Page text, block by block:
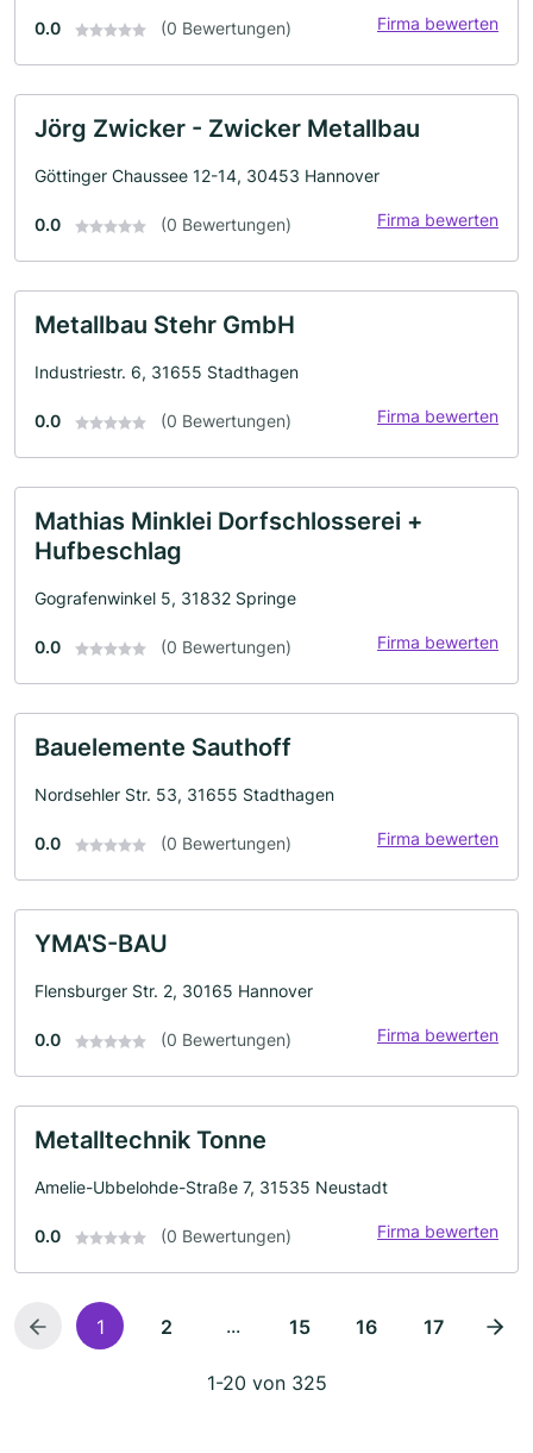
0.0 (0 Bewertungen) Firma bewerten
Jörg Zwicker - Zwicker Metallbau
Göttinger Chaussee 12-14, 30453 Hannover
0.0 (0 Bewertungen) Firma bewerten
Metallbau Stehr GmbH
Industriestr. 6, 31655 Stadthagen
0.0 (0 Bewertungen) Firma bewerten
Mathias Minklei Dorfschlosserei +
Hufbeschlag
Gografenwinkel 5, 31832 Springe
0.0 (0 Bewertungen) Firma bewerten
Bauelemente Sauthoff
Nordsehler Str. 53, 31655 Stadthagen
0.0 (0 Bewertungen) Firma bewerten
YMA'S-BAU
Flensburger Str. 2, 30165 Hannover
0.0 (0 Bewertungen) Firma bewerten
Metalltechnik Tonne
Amelie-Ubbelohde-Straße 7, 31535 Neustadt
0.0 (0 Bewertungen) Firma bewerten
1 2 ... 15 16 17
1-20 von 325